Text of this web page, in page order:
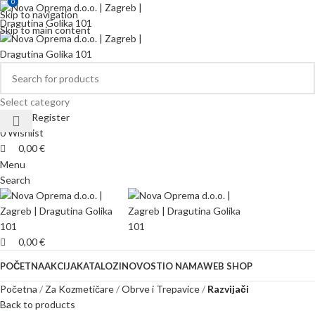
Skip to navigation
Skip to main content
Select category
Login / Register
0 Wishlist
0
0,00€
Menu
Search
0
0,00€
POČETNAAKCIJAKATALOZINOVOSTIO NAMAWEB SHOP
Početna Za Kozmetičare Obrve i Trepavice
Razvijači
Back to products